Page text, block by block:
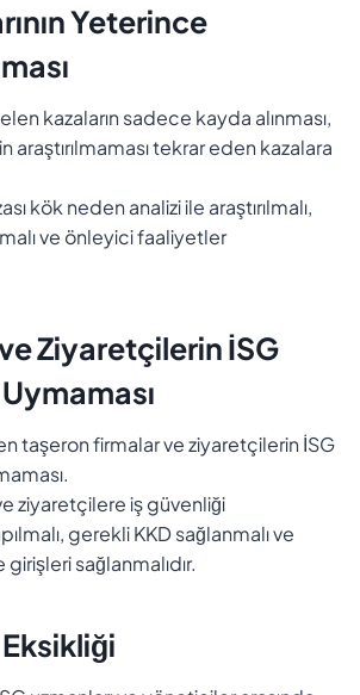
Yeterince
kazaların sadece kayda alınması,
araştırılmaması tekrar eden kazalara
kök neden analizi ile araştırılmalı,
ve önleyici faaliyetler
Ziyaretçilerin İSG
taşeron firmalar ve ziyaretçilerin İSG
ziyaretçilere iş güvenliği
gerekli KKD sağlanmalı ve
sağlanmalıdır.